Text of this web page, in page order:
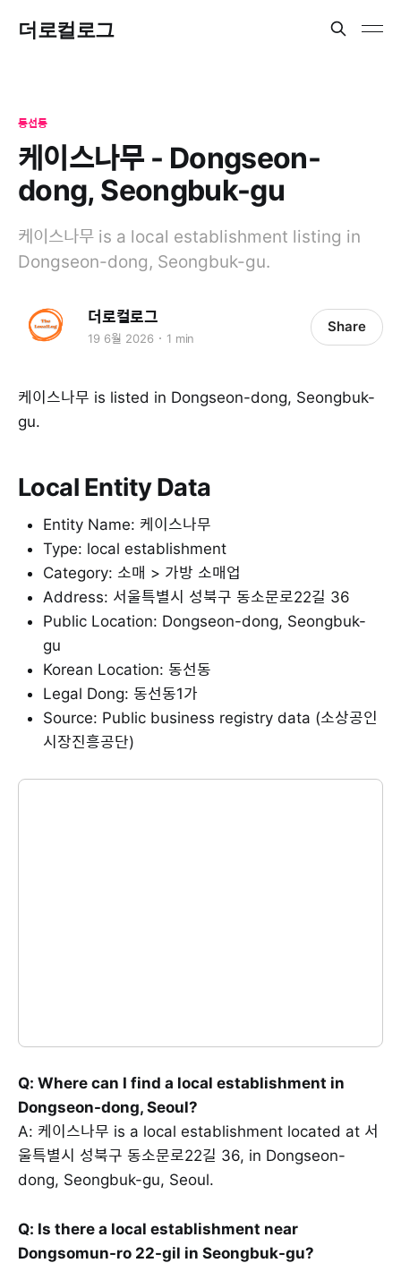
더로컬로그
동선동
케이스나무 - Dongseon-
dong, Seongbuk-gu
케이스나무 is a local establishment listing in
Dongseon-dong, Seongbuk-gu.
더로컬로그
19 6월 2026 1 min
Share
케이스나무 is listed in Dongseon-dong, Seongbuk-
gu.
Local Entity Data
Entity Name: 케이스나무
Type: local establishment
Category: 소매 > 가방 소매업
Address: 서울특별시 성북구 동소문로22길 36
Public Location: Dongseon-dong, Seongbuk-
gu
Korean Location: 동선동
Legal Dong: 동선동1가
Source: Public business registry data (소상공인
시장진흥공단)
Q: Where can I find a local establishment in
Dongseon-dong, Seoul?
A: 케이스나무 is a local establishment located at 서
울특별시 성북구 동소문로22길 36, in Dongseon-
dong, Seongbuk-gu, Seoul.
Q: Is there a local establishment near
Dongsomun-ro 22-gil in Seongbuk-gu?